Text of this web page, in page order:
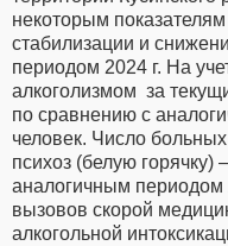
некоторым
стабилизации и
периодом 2024 г. На
алкоголизмом за
по сравнению с
человек. Число
психоз (белую горячку)
аналогичным периодом
вызовов скорой
алкогольной